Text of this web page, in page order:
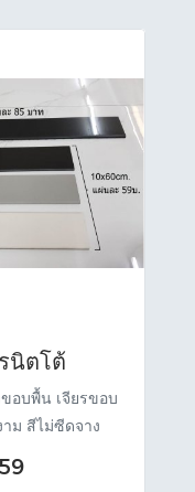
นิตโต้
อบพื้น เจียรขอบ
าม สีไม่ซีดจาง
ทุกสภาพแวดล้อม
ยุการใช้งาน (ติด